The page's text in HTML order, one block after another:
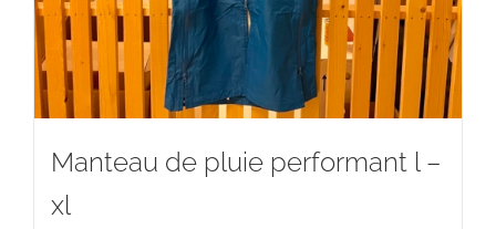
Manteau de pluie performant l –
xl